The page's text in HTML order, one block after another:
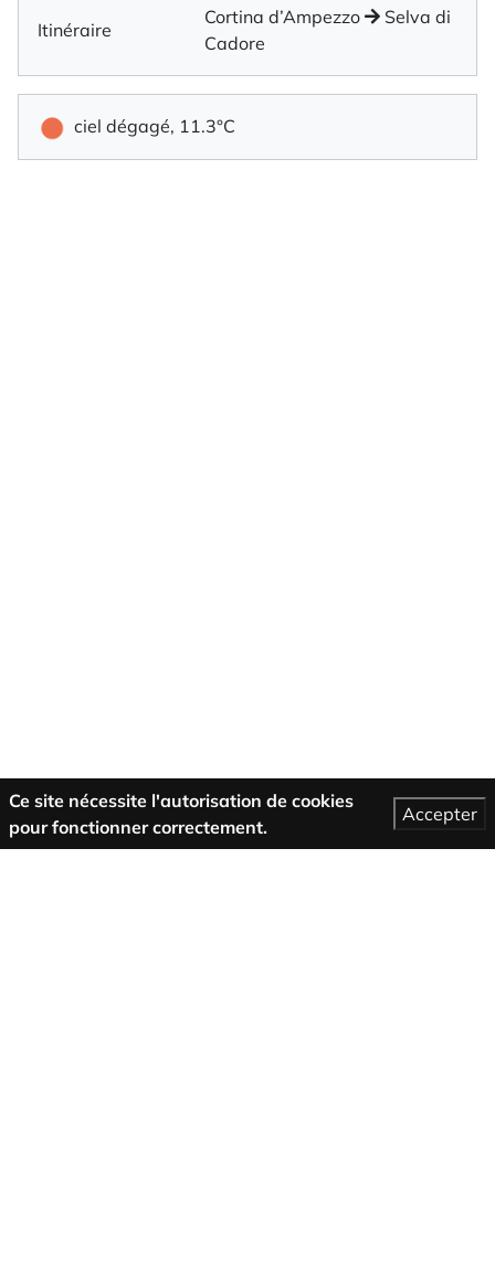
Itinéraire
Cortina d’Ampezzo
Selva di
Cadore
ciel dégagé, 11.3°C
Ce site nécessite l'autorisation de cookies
pour fonctionner correctement.
Accepter